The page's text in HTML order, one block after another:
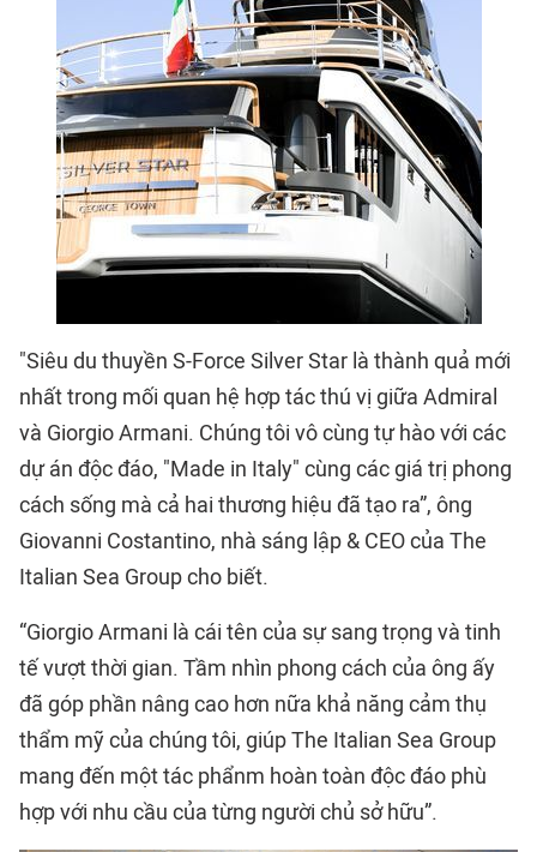
"Siêu du thuyền S-Force Silver Star là thành quả mới
nhất trong mối quan hệ hợp tác thú vị giữa Admiral
và Giorgio Armani. Chúng tôi vô cùng tự hào với các
dự án độc đáo, "Made in Italy" cùng các giá trị phong
cách sống mà cả hai thương hiệu đã tạo ra”, ông
Giovanni Costantino, nhà sáng lập & CEO của The
Italian Sea Group cho biết.
“Giorgio Armani là cái tên của sự sang trọng và tinh
tế vượt thời gian. Tầm nhìn phong cách của ông ấy
đã góp phần nâng cao hơn nữa khả năng cảm thụ
thẩm mỹ của chúng tôi, giúp The Italian Sea Group
mang đến một tác phẩnm hoàn toàn độc đáo phù
hợp với nhu cầu của từng người chủ sở hữu”.